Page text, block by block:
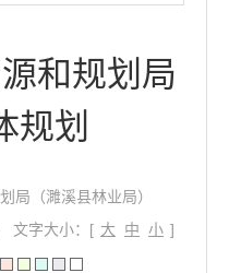
和规划局
规划
局（濉溪县林业局）
文字大小：[ 大 中 小 ]